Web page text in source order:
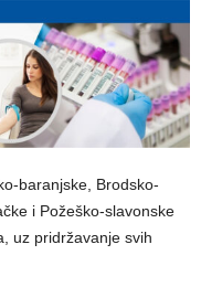
baranjske, Brodsko-
i Požeško-slavonske
uz pridržavanje svih